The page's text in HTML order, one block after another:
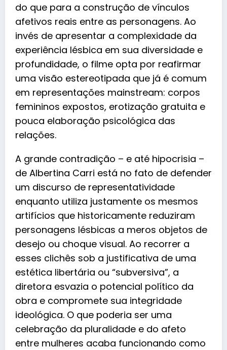
do que para a construção de vínculos
afetivos reais entre as personagens. Ao
invés de apresentar a complexidade da
experiência lésbica em sua diversidade e
profundidade, o filme opta por reafirmar
uma visão estereotipada que já é comum
em representações mainstream: corpos
femininos expostos, erotização gratuita e
pouca elaboração psicológica das
relações.
A grande contradição – e até hipocrisia –
de Albertina Carri está no fato de defender
um discurso de representatividade
enquanto utiliza justamente os mesmos
artifícios que historicamente reduziram
personagens lésbicas a meros objetos de
desejo ou choque visual. Ao recorrer a
esses clichês sob a justificativa de uma
estética libertária ou “subversiva”, a
diretora esvazia o potencial político da
obra e compromete sua integridade
ideológica. O que poderia ser uma
celebração da pluralidade e do afeto
entre mulheres acaba funcionando como